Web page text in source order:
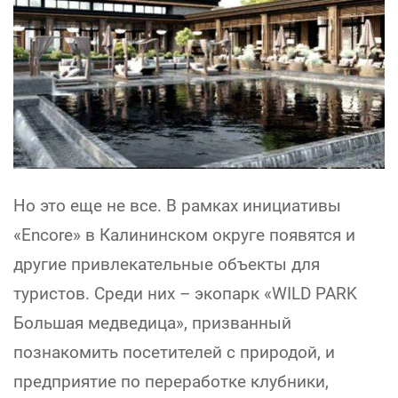
Но это еще не все. В рамках инициативы
«Encore» в Калининском округе появятся и
другие привлекательные объекты для
туристов. Среди них – экопарк «WILD PARK
Большая медведица», призванный
познакомить посетителей с природой, и
предприятие по переработке клубники,